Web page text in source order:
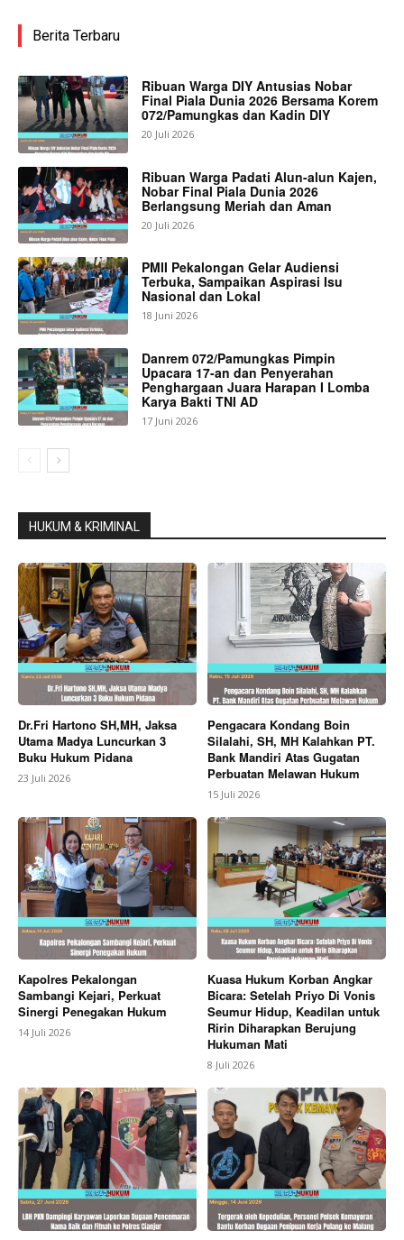
Berita Terbaru
Ribuan Warga DIY Antusias Nobar
Final Piala Dunia 2026 Bersama Korem
072/Pamungkas dan Kadin DIY
20 Juli 2026
Ribuan Warga Padati Alun-alun Kajen,
Nobar Final Piala Dunia 2026
Berlangsung Meriah dan Aman
20 Juli 2026
PMII Pekalongan Gelar Audiensi
Terbuka, Sampaikan Aspirasi Isu
Nasional dan Lokal
18 Juni 2026
Danrem 072/Pamungkas Pimpin
Upacara 17-an dan Penyerahan
Penghargaan Juara Harapan I Lomba
Karya Bakti TNI AD
17 Juni 2026
HUKUM & KRIMINAL
Dr.Fri Hartono SH,MH, Jaksa
Utama Madya Luncurkan 3
Buku Hukum Pidana
23 Juli 2026
Pengacara Kondang Boin
Silalahi, SH, MH Kalahkan PT.
Bank Mandiri Atas Gugatan
Perbuatan Melawan Hukum
15 Juli 2026
Kapolres Pekalongan
Sambangi Kejari, Perkuat
Sinergi Penegakan Hukum
14 Juli 2026
Kuasa Hukum Korban Angkar
Bicara: Setelah Priyo Di Vonis
Seumur Hidup, Keadilan untuk
Ririn Diharapkan Berujung
Hukuman Mati
8 Juli 2026